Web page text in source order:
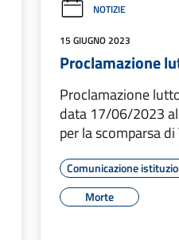
NOTIZIE
15 GIUGNO 2023
Proclamazione
Proclamazione
data 17/06/2023
per la scomparsa
Comunicazione
Morte